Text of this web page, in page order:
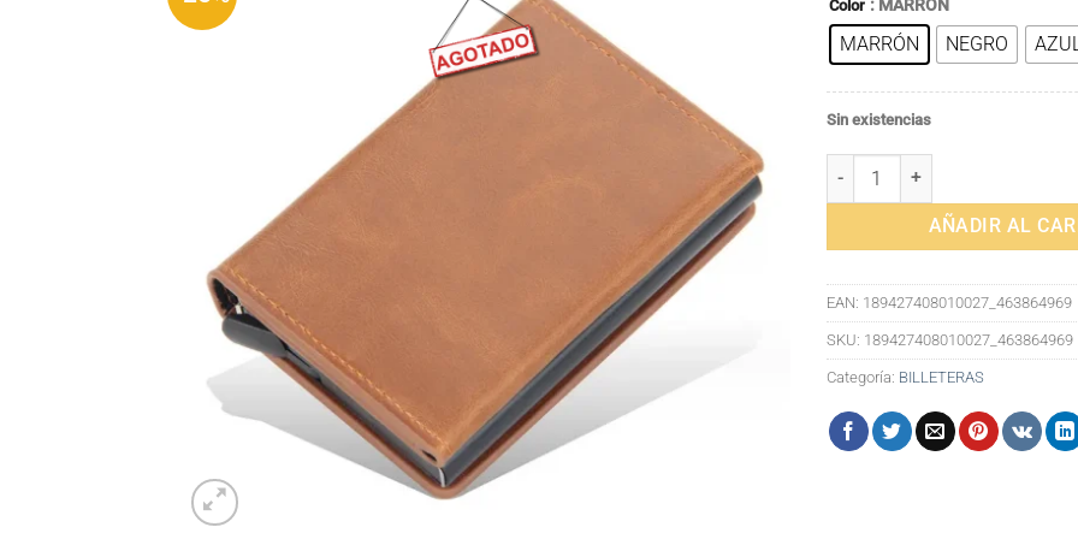
original
era:
es:
Color : MARRÓN
MARRÓN NEGRO
Sin existencias
Aquí tienes un título largo que
AÑADIR AL
EAN: 189427408010027_463864969
SKU: 189427408010027_463864969
Categoría: BILLETERAS